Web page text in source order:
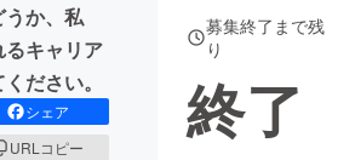
うか、私
キャリア
ださい。
シェア
URLコピー
募集終了まで残
り
終了